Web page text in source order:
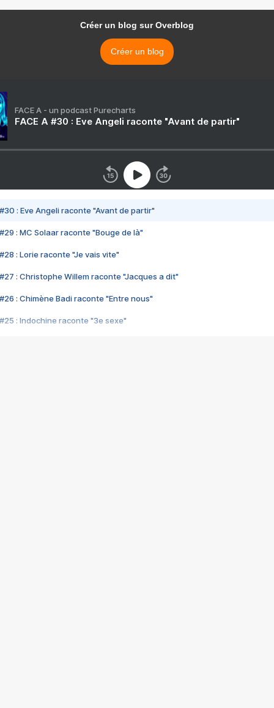
Créer un blog sur Overblog
Créer un blog
FACE A - un podcast Purecharts
FACE A #30 : Eve Angeli raconte "Avant de partir"
#30 : Eve Angeli raconte "Avant de partir"
#29 : MC Solaar raconte "Bouge de là"
#28 : Lorie raconte "Je vais vite"
#27 : Christophe Willem raconte "Jacques a dit"
#26 : Chimène Badi raconte "Entre nous"
#25 : Indochine raconte "3e sexe"